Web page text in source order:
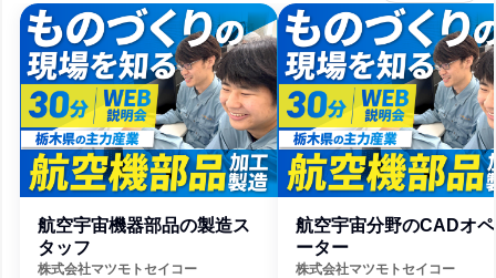
航空宇宙機器部品の製造ス
タッフ
株式会社マツモトセイコー
航空宇宙分野のCADオ
ーター
株式会社マツモトセイコー